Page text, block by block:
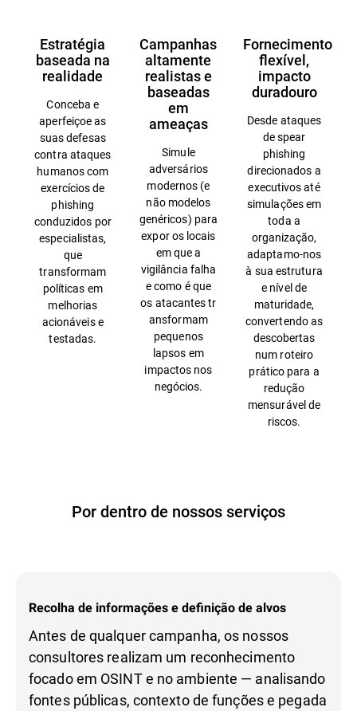
Estratégia
baseada na
realidade
Conceba e
aperfeiçoe as
suas defesas
contra ataques
humanos com
exercícios de
phishing
conduzidos por
especialistas,
que
transformam
políticas em
melhorias
acionáveis e
testadas.
Campanhas
altamente
realistas e
baseadas
em
ameaças
Simule
adversários
modernos (e
não modelos
genéricos) para
expor os locais
em que a
vigilância falha
e como é que
os atacantes tr
ansformam
pequenos
lapsos em
impactos nos
negócios.
Fornecimento
flexível,
impacto
duradouro
Desde ataques
de spear
phishing
direcionados a
executivos até
simulações em
toda a
organização,
adaptamo-nos
à sua estrutura
e nível de
maturidade,
convertendo as
descobertas
num roteiro
prático para a
redução
mensurável de
riscos.
Por dentro de nossos serviços
Recolha de informações e definição de alvos
Antes de qualquer campanha, os nossos
consultores realizam um reconhecimento
focado em OSINT e no ambiente — analisando
fontes públicas, contexto de funções e pegada